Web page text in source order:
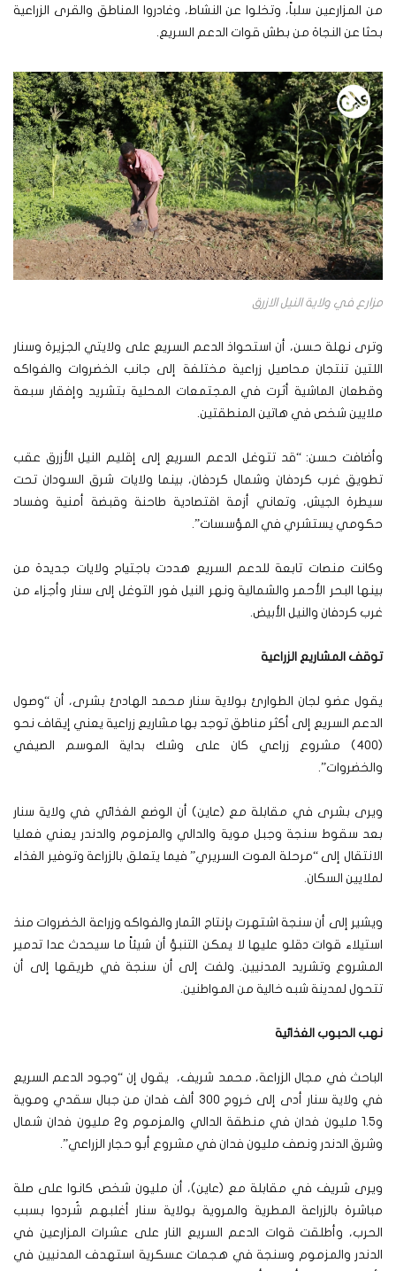
من المزارعين سلباً، وتخلوا عن النشاط، وغادروا المناطق والقرى الزراعية
بحثا عن النجاة من بطش قوات الدعم السريع.
مزارع في ولاية النيل الازرق
وترى نهلة حسن، أن استحواذ الدعم السريع على ولايتي الجزيرة وسنار
اللتين تنتجان محاصيل زراعية مختلفة إلى جانب الخضروات والفواكه
وقطعان الماشية أثرت في المجتمعات المحلية بتشريد وإفقار سبعة
ملايين شخص في هاتين المنطقتين.
وأضافت حسن: “قد تتوغل الدعم السريع إلى إقليم النيل الأزرق عقب
تطويق غرب كردفان وشمال كردفان، بينما ولايات شرق السودان تحت
سيطرة الجيش، وتعاني أزمة اقتصادية طاحنة وقبضة أمنية وفساد
حكومي يستشري في المؤسسات”.
وكانت منصات تابعة للدعم السريع هددت باجتياح ولايات جديدة من
بينها البحر الأحمر والشمالية ونهر النيل فور التوغل إلى سنار وأجزاء من
غرب كردفان والنيل الأبيض.
توقف المشاريع الزراعية
يقول عضو لجان الطوارئ بولاية سنار محمد الهادئ بشرى، أن “وصول
الدعم السريع إلى أكثر مناطق توجد بها مشاريع زراعية يعني إيقاف نحو
(400) مشروع زراعي كان على وشك بداية الموسم الصيفي
والخضروات”.
ويرى بشرى في مقابلة مع (عاين) أن الوضع الغذائي في ولاية سنار
بعد سقوط سنجة وجبل موية والدالي والمزموم والدندر يعني فعليا
الانتقال إلى “مرحلة الموت السريري” فيما يتعلق بالزراعة وتوفير الغذاء
لملايين السكان.
ويشير إلى أن سنجة اشتهرت بإنتاج الثمار والفواكه وزراعة الخضروات منذ
استيلاء قوات دقلو عليها لا يمكن التنبؤ أن شيئاً ما سيحدث عدا تدمير
المشروع وتشريد المدنيين. ولفت إلى أن سنجة في طريقها إلى أن
تتحول لمدينة شبه خالية من المواطنين.
نهب الحبوب الغذائية
الباحث في مجال الزراعة، محمد شريف، يقول إن “وجود الدعم السريع
في ولاية سنار أدى إلى خروج 300 ألف فدان من جبال سقدي وموية
و1.5 مليون فدان في منطقة الدالي والمزموم و2 مليون فدان شمال
وشرق الدندر ونصف مليون فدان في مشروع أبو حجار الزراعي”.
ويرى شريف في مقابلة مع (عاين)، أن مليون شخص كانوا على صلة
مباشرة بالزراعة المطرية والمروية بولاية سنار أغلبهم شُردوا بسبب
الحرب، وأطلقت قوات الدعم السريع النار على عشرات المزارعين في
الدندر والمزموم وسنجة في هجمات عسكرية استهدف المدنيين في